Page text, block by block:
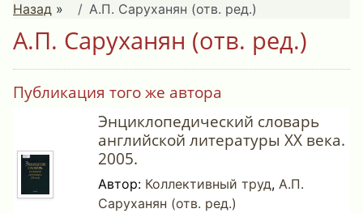
Назад » А.П. Саруханян (отв. ред.)
А.П. Саруханян (отв. ред.)
Публикация того же автора
Энциклопедический словарь
английской литературы ХХ века.
2005.
Автор: Коллективный труд, А.П.
Саруханян (отв. ред.)